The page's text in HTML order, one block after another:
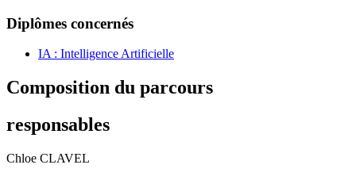
Diplômes concernés
IA : Intelligence Artificielle
Composition du parcours
responsables
Chloe CLAVEL